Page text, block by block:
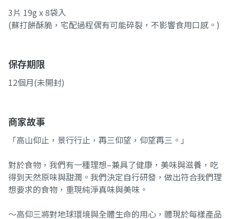
3片 19g x 8袋入
(蘇打餅酥脆，宅配過程偶有可能碎裂，不影響食用口感。)
保存期限
12個月(未開封)
商家故事
「高山仰止，景行行止，再三仰望，仰望再三。」
對於食物，我們有一種理想–兼具了健康，美味與滋養，吃
得到天然原味與甜潤。我們決定自行研發，做出符合我們理
想要求的食物，重現純淨真味與美味。
～高仰三將對地球環境與全體生命的用心，體現於每樣產品